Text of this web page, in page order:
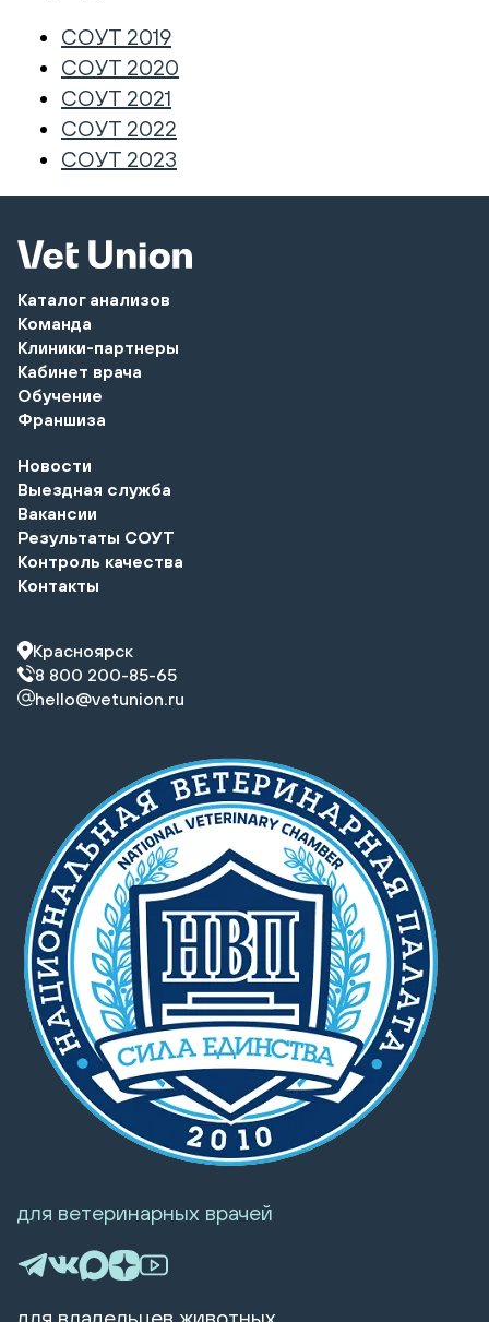
СОУТ 2019
СОУТ 2020
СОУТ 2021
СОУТ 2022
СОУТ 2023
Каталог анализов
Команда
Клиники-партнеры
Кабинет врача
Обучение
Франшиза
Новости
Выездная служба
Вакансии
Результаты СОУТ
Контроль качества
Контакты
Красноярск
8 800 200-85-65
hello@vetunion.ru
для ветеринарных врачей
для владельцев животных